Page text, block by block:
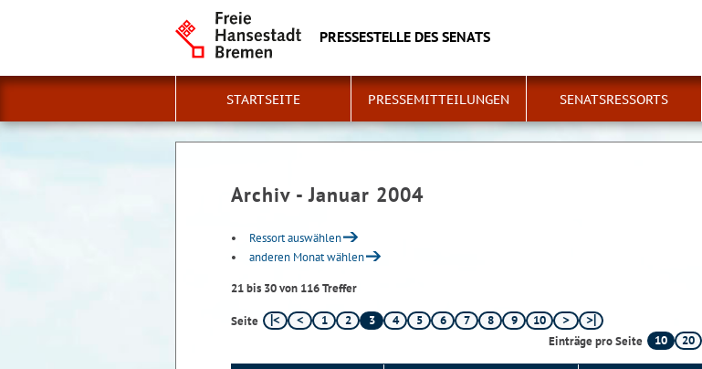
PRESSESTELLE DES SENATS
STARTSEITE PRESSEMITTEILUNGEN SENATSRESSORTS
Archiv - Januar 2004
Ressort auswählen
anderen Monat wählen
21 bis 30 von 116 Treffer
Seite 1 2 3 4 5 6 7 8 9
10
Einträge pro Seite
10 20